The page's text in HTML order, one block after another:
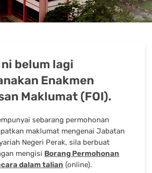
belum lagi
Enakmen
Maklumat (FOI).
sebarang permohonan
maklumat mengenai Jabatan
Negeri Perak, sila berbuat
mengisi Borang Permohonan
dalam talian (online).